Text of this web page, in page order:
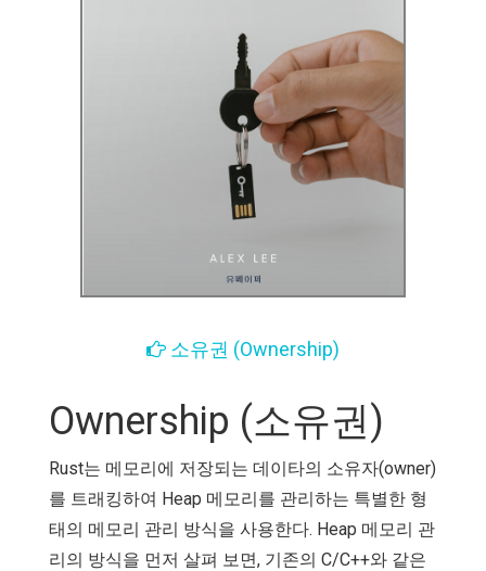
소유권 (Ownership)
Ownership (소유권)
Rust는 메모리에 저장되는 데이타의 소유자(owner)
를 트래킹하여 Heap 메모리를 관리하는 특별한 형
태의 메모리 관리 방식을 사용한다. Heap 메모리 관
리의 방식을 먼저 살펴 보면, 기존의 C/C++와 같은